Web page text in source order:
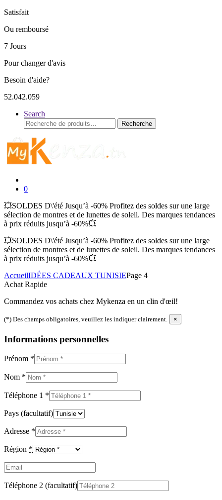
Satisfait
Ou remboursé
7 Jours
Pour changer d'avis
Besoin d'aide?
52.042.059
Search
Recherche
pour :
Recherche
0
💥SOLDES D\'été Jusqu’à -60% Profitez des soldes sur une large
sélection de montres et de lunettes de soleil. Des marques tendances
à prix réduits jusqu’à -60%💥
💥SOLDES D\'été Jusqu’à -60% Profitez des soldes sur une large
sélection de montres et de lunettes de soleil. Des marques tendances
à prix réduits jusqu’à -60%💥
AccueilIDÉES CADEAUX TUNISIEPage 4
Achat Rapide
Commandez vos achats chez Mykenza en un clin d'œil!
(*) Des champs obligatoires, veuillez les indiquer clairement. ×
Informations personnelles
Prénom *
Nom *
Téléphone 1 *
Pays (facultatif)
Adresse *
Région *
Email
Téléphone 2 (facultatif)